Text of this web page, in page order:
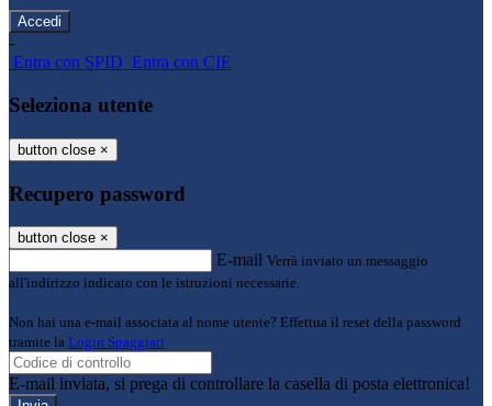
-
Entra con SPID Entra con CIE
Seleziona utente
button close ×
Recupero password
button close ×
E-mail Verrà inviato un messaggio
all'indirizzo indicato con le istruzioni necessarie.
Non hai una e-mail associata al nome utente? Effettua il reset della password
tramite la Login Spaggiari
E-mail inviata, si prega di controllare la casella di posta elettronica!